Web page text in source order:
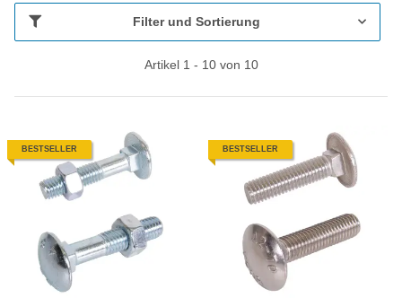
Filter und Sortierung
Artikel 1 - 10 von 10
BESTSELLER BESTSELLER